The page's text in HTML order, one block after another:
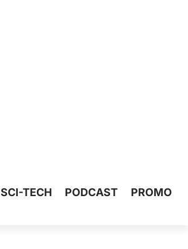
SCI-TECH PODCAST
PROMO